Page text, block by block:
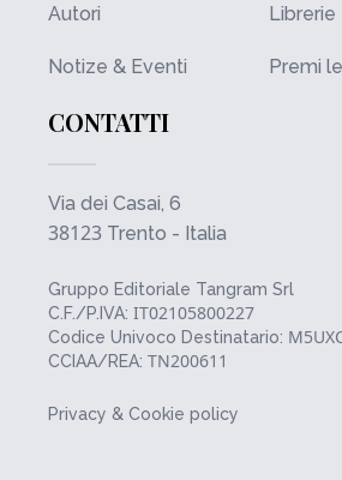
Autori
Notize & Eventi
Librerie
Premi
CONTATTI
Via dei Casai, 6
38123 Trento - Italia
Gruppo Editoriale Tangram Srl
C.F./P.IVA: IT02105800227
Codice Univoco Destinatario:
CCIAA/REA: TN200611
Privacy & Cookie policy